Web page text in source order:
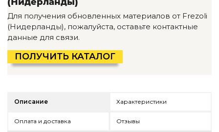
Детская мебель
Уличная и садовая мебель
Фитнес и wellness-оборудование
Коллекции
ROOM — Modern
INTERRA — Soft Modern
Все коллекции мебели
Для получения обновленных материалов от Frezoli
(Нидерланды), пожалуйста, оставьте контактные
данные для связи.
ПОЛУЧИТЬ КАТАЛОГ
Описание Характеристики
Оплата и доставка Отзывы